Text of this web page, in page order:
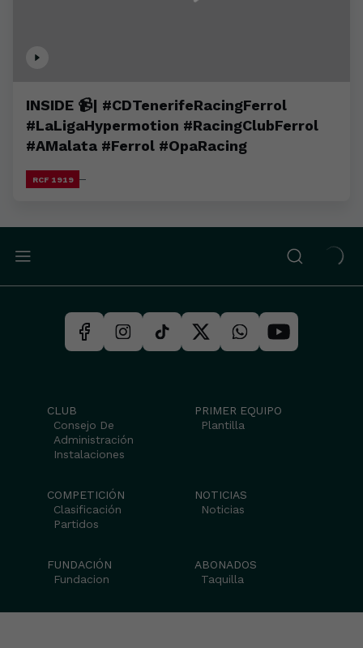
INSIDE 📹| #CDTenerifeRacingFerrol
#LaLigaHypermotion #RacingClubFerrol
#AMalata #Ferrol #OpaRacing
RCF 1919
CLUB
Consejo De
Administración
Instalaciones
PRIMER EQUIPO
Plantilla
COMPETICIÓN
Clasificación
Partidos
NOTICIAS
Noticias
FUNDACIÓN
Fundacion
ABONADOS
Taquilla